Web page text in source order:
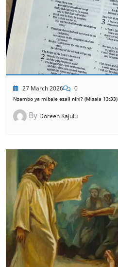
27 March 2026 0
Nzembo ya mibale ezali nini? (Misala 13:33)
By Doreen Kajulu